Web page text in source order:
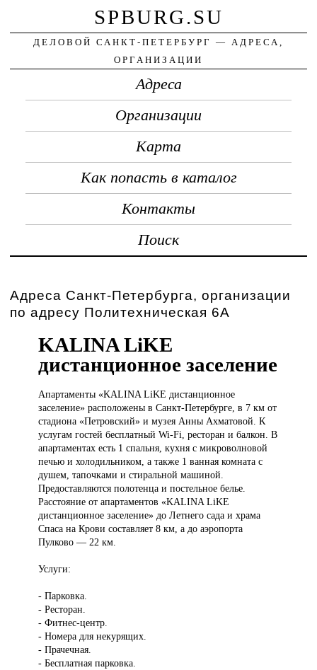
SPBURG.SU
ДЕЛОВОЙ САНКТ-ПЕТЕРБУРГ — АДРЕСА,
ОРГАНИЗАЦИИ
Адреса
Организации
Карта
Как попасть в каталог
Контакты
Поиск
Адреса Санкт-Петербурга, организации
по адресу Политехническая 6А
KALINA LiKE
дистанционное заселение
Апартаменты «KALINALiKE дистанционное
заселение» расположены в Санкт-Петербурге, в 7 км от
стадиона «Петровский» и музея Анны Ахматовой. К
услугам гостей бесплатный Wi-Fi, ресторан и балкон. В
апартаментах есть 1 спальня, кухня с микроволновой
печью и холодильником, а также 1 ванная комната с
душем, тапочками и стиральной машиной.
Предоставляются полотенца и постельное белье.
Расстояние от апартаментов «KALINA LiKE
дистанционное заселение» до Летнего сада и храма
Спаса на Крови составляет 8 км, а до аэропорта
Пулково — 22 км.
Услуги:
- Парковка.
- Ресторан.
- Фитнес-центр.
- Номера для некурящих.
- Прачечная.
- Бесплатная парковка.